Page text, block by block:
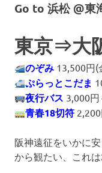
Go to 浜松 @東
東京⇒大
のぞみ 13,500円(
ぷらっとこだま
夜行バス 3,000
青春18切符
阪神遠征をいかに
から観たい、これは